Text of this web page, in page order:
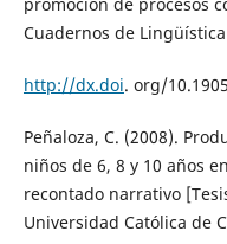
Cuadernos de
http://dx.doi. org/
Peñaloza, C. (2008).
niños de 6, 8 y 10 años
recontado narrativo
Universidad Católica de